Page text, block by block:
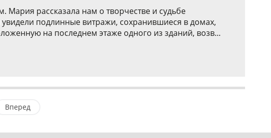
Мария рассказала нам о творчестве и судьбе
подлинные витражи, сохранившиеся в домах,
на последнем этаже одного из зданий, возв...
Вперед